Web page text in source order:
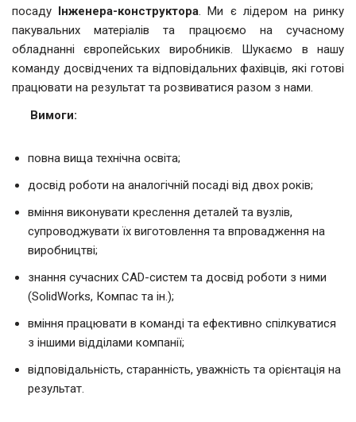
посаду Інженера-конструктора. Ми є лідером на ринку
пакувальних матеріалів та працюємо на сучасному
обладнанні європейських виробників. Шукаємо в нашу
команду досвідчених та відповідальних фахівців, які готові
працювати на результат та розвиватися разом з нами.
Вимоги:
повна вища технічна освіта;
досвід роботи на аналогічній посаді від двох років;
вміння виконувати креслення деталей та вузлів,
супроводжувати їх виготовлення та впровадження на
виробництві;
знання сучасних CAD-систем та досвід роботи з ними
(SolidWorks, Компас та ін.);
вміння працювати в команді та ефективно спілкуватися
з іншими відділами компанії;
відповідальність, старанність, уважність та орієнтація на
результат.